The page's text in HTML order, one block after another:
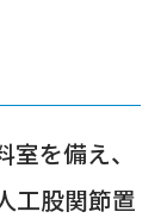
を備え、
工股関節置